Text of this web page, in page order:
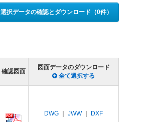
選択データの確認とダウンロード（0件）
確認図面
図面データのダウンロード
全て選択する
DWG JWW｜ DXF